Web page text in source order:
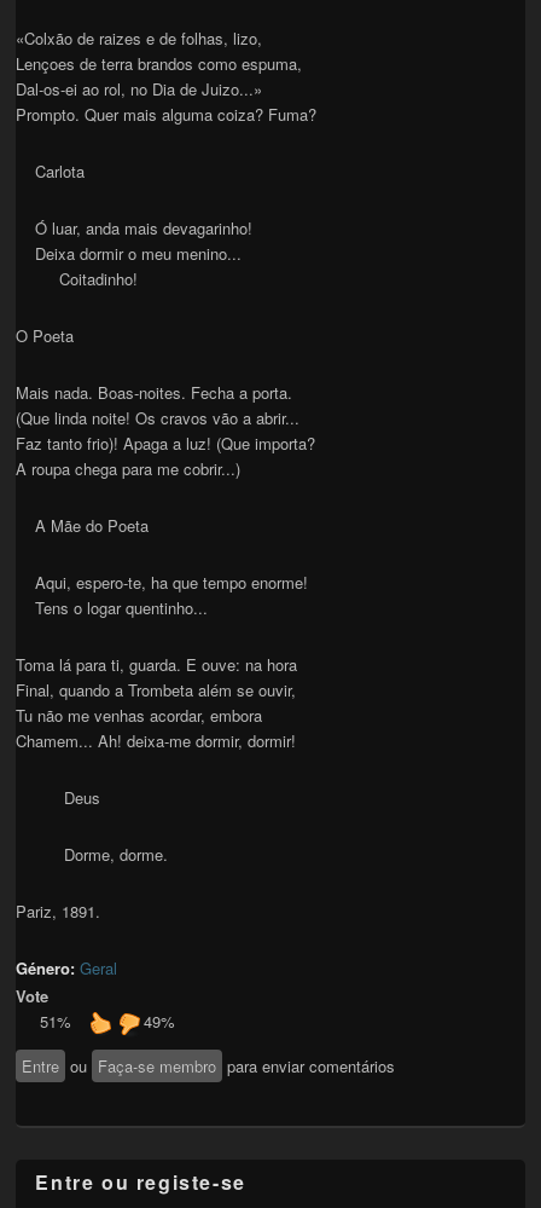
«Colxão de raizes e de folhas, lizo,
Lençoes de terra brandos como espuma,
Dal-os-ei ao rol, no Dia de Juizo...»
Prompto. Quer mais alguma coiza? Fuma?
Carlota
Ó luar, anda mais devagarinho!
Deixa dormir o meu menino...
Coitadinho!
O Poeta
Mais nada. Boas-noites. Fecha a porta.
(Que linda noite! Os cravos vão a abrir...
Faz tanto frio)! Apaga a luz! (Que importa?
A roupa chega para me cobrir...)
A Mãe do Poeta
Aqui, espero-te, ha que tempo enorme!
Tens o logar quentinho...
Toma lá para ti, guarda. E ouve: na hora
Final, quando a Trombeta além se ouvir,
Tu não me venhas acordar, embora
Chamem... Ah! deixa-me dormir, dormir!
Deus
Dorme, dorme.
Pariz, 1891.
Género:Geral
Vote
51%
49%
Entre ou Faça-se membro para enviar comentários
Entre ou registe-se